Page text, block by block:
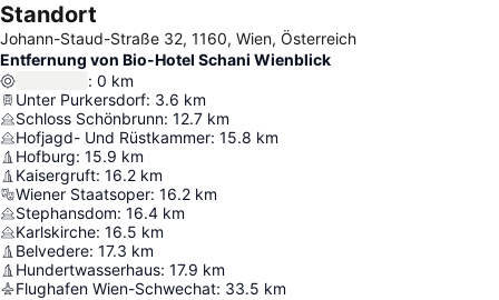
Standort
Johann-Staud-Straße 32, 1160, Wien, Österreich
Entfernung von Bio-Hotel Schani Wienblick
: 0 km
Unter Purkersdorf: 3.6 km
Schloss Schönbrunn: 12.7 km
Hofjagd- Und Rüstkammer: 15.8 km
Hofburg: 15.9 km
Kaisergruft: 16.2 km
Wiener Staatsoper: 16.2 km
Stephansdom: 16.4 km
Karlskirche: 16.5 km
Belvedere: 17.3 km
Hundertwasserhaus: 17.9 km
Flughafen Wien-Schwechat: 33.5 km